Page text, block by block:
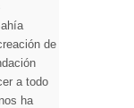
de
a todo
ha